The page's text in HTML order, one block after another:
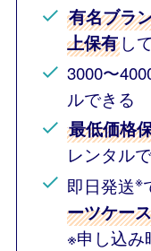
有名ブラ
上保有 し
3000〜
ルできる
最低価格
レンタル
即日発送※
ーツケー
※申し込み